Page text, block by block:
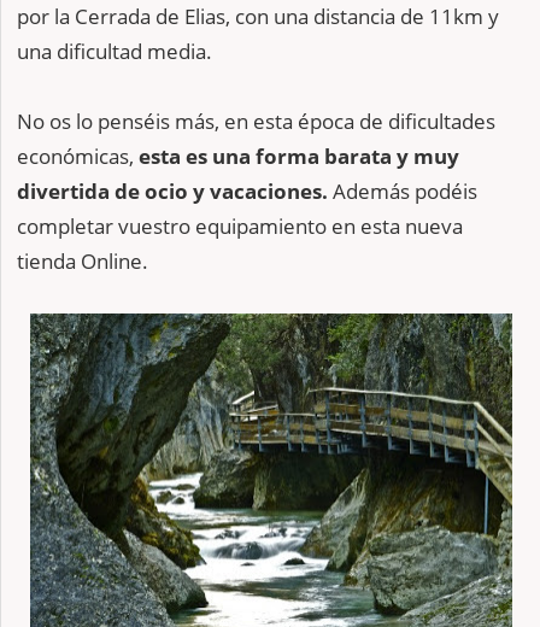
por la Cerrada de Elias, con una distancia de 11km y
una dificultad media.
No os lo penséis más, en esta época de dificultades
económicas,esta es una forma barata y muy
divertida de ocio y vacaciones.Además podéis
completar vuestro equipamiento en esta nueva
tienda Online.